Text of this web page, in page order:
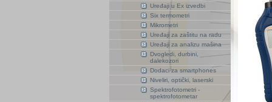
Uređaji u Ex izvedbi
Six termometri
Mikrometri
Uređaji za zaštitu na radu
Uređaji za analizu mašina
Dvogledi, durbini,
dalekozori
Dodaci za smartphones
Niveliri, optički, laserski
Spektrofotometri -
spektrofotometar